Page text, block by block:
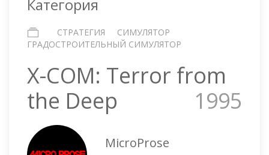
Категория
СТРАТЕГИЯ
СИМУЛЯТОР
ГРАДОСТРОИТЕЛЬНЫЙ СИМУЛЯТОР
X-COM: Terror from
the Deep
1995
MicroProse